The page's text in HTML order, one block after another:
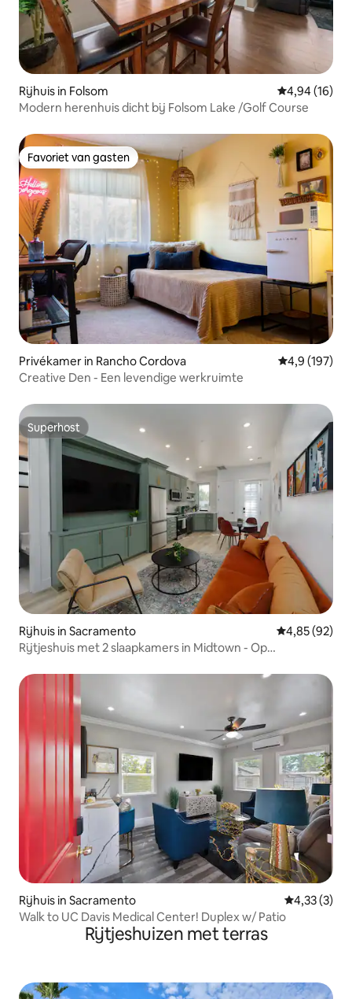
Rijhuis in Folsom Gemiddelde
4,94 (16)
Modern herenhuis dicht bij Folsom Lake /Golf Course
Favoriet van gasten
Favoriet van gasten
Privékamer in Rancho Cordova Gemiddelde
4,9 (197)
Creative Den - Een levendige werkruimte
Superhost
Superhost
Rijhuis in Sacramento Gemiddelde
4,85 (92)
Rijtjeshuis met 2 slaapkamers in Midtown - Op
Rijhuis in Sacramento
4,33 (3)
Walk to UC Davis Medical Center! Duplex w/ Patio
Rijtjeshuizen met terras